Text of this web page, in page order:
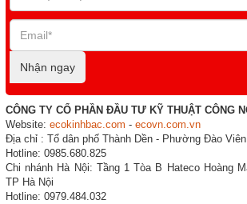
Nhận ngay
CÔNG TY CỔ PHẦN ĐẦU TƯ KỸ THUẬT CÔNG
Website: ecokinhbac.com - ecovn.com.vn
Địa chỉ : Tổ dân phố Thành Dền - Phường Đào
Hotline: 0985.680.825
Chi nhánh Hà Nội: Tầng 1 Tòa B Hateco Hoàng
TP Hà Nội
Hotline: 0979.484.032